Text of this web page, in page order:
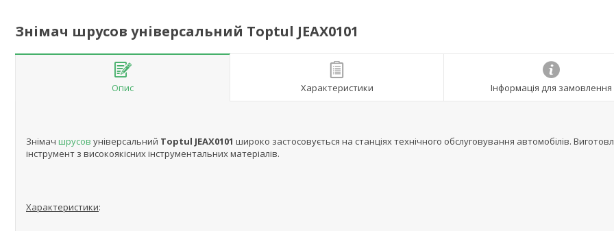
Знімач шрусов універсальний Toptul JEAX0101
Опис Характеристики Інформація для замовлення
Знімач шрусов універсальний Toptul JEAX0101 широко застосовується на станціях технічного обслуговування автомобілів.
інструмент з високоякісних інструментальних матеріалів.
Характеристики: